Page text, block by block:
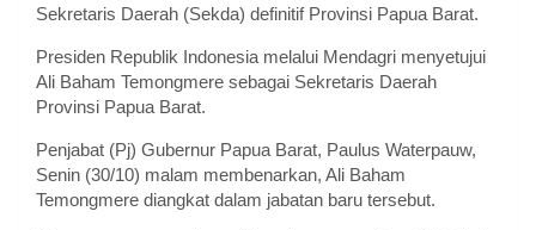
Sekretaris Daerah (Sekda) definitif Provinsi Papua Barat.
Presiden Republik Indonesia melalui Mendagri menyetujui
Ali Baham Temongmere sebagai Sekretaris Daerah
Provinsi Papua Barat.
Penjabat (Pj) Gubernur Papua Barat, Paulus Waterpauw,
Senin (30/10) malam membenarkan, Ali Baham
Temongmere diangkat dalam jabatan baru tersebut.